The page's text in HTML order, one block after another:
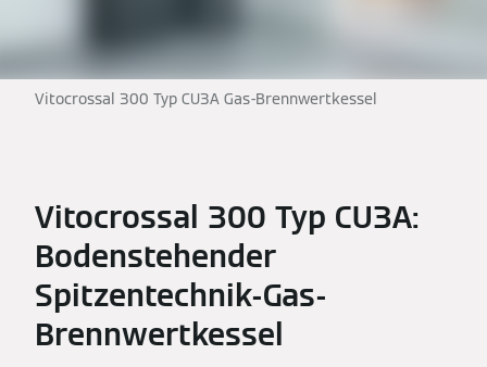
Vitocrossal 300 Typ CU3A Gas-Brennwertkessel
Vitocrossal 300 Typ CU3A:
Bodenstehender
Spitzentechnik-Gas-
Brennwertkessel